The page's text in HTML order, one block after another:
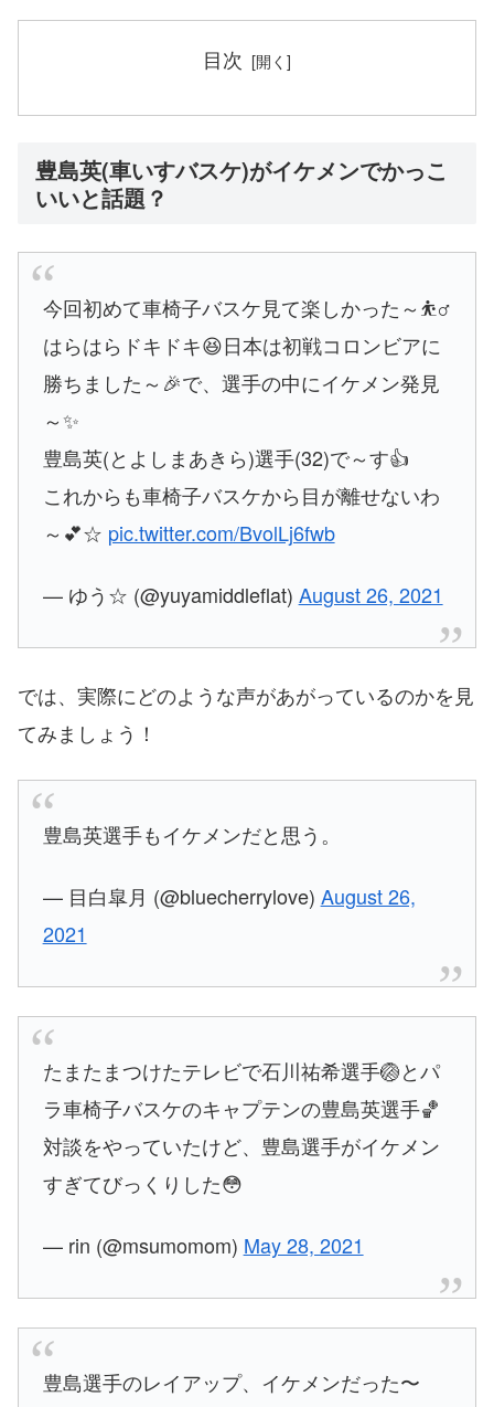
目次
豊島英(車いすバスケ)がイケメンでかっこ
いいと話題？
今回初めて車椅子バスケ見て楽しかった～⛹️‍♂️
はらはらドキドキ😆日本は初戦コロンビアに
勝ちました～🎉で、選手の中にイケメン発見
～✨
豊島英(とよしまあきら)選手(32)で～す👍
これからも車椅子バスケから目が離せないわ
～💕☆ pic.twitter.com/BvolLj6fwb
— ゆう☆ (@yuyamiddleflat) August 26, 2021
では、実際にどのような声があがっているのかを見
てみましょう！
豊島英選手もイケメンだと思う。
— 目白皐月 (@bluecherrylove) August 26,
2021
たまたまつけたテレビで石川祐希選手🏐とパ
ラ車椅子バスケのキャプテンの豊島英選手🏀
対談をやっていたけど、豊島選手がイケメン
すぎてびっくりした😳
— rin (@msumomom) May 28, 2021
豊島選手のレイアップ、イケメンだった〜